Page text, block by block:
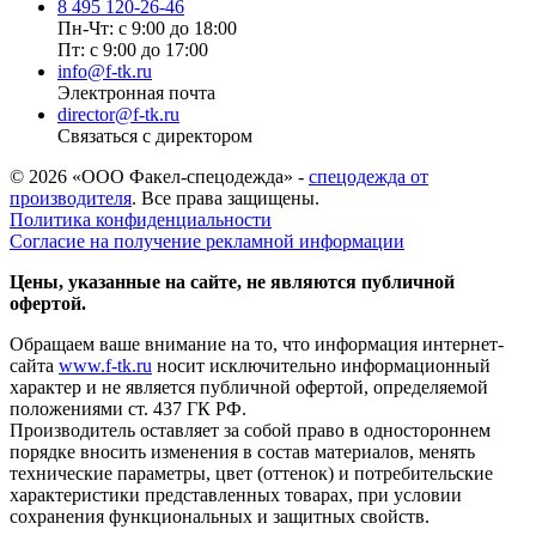
8 495 120-26-46
Пн-Чт: с 9:00 до 18:00
Пт: с 9:00 до 17:00
info@f-tk.ru
Электронная почта
director@f-tk.ru
Связаться с директором
© 2026 «ООО Факел-спецодежда» - спецодежда от
производителя. Все права защищены.
Политика конфиденциальности
Согласие на получение рекламной информации
Цены, указанные на сайте, не являются публичной
офертой.
Обращаем ваше внимание на то, что информация интернет-
сайта www.f-tk.ru носит исключительно информационный
характер и не является публичной офертой, определяемой
положениями ст. 437 ГК РФ.
Производитель оставляет за собой право в одностороннем
порядке вносить изменения в состав материалов, менять
технические параметры, цвет (оттенок) и потребительские
характеристики представленных товарах, при условии
сохранения функциональных и защитных свойств.